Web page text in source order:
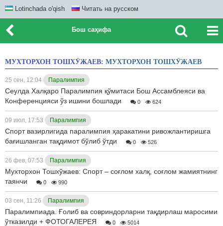
Lotinchada o'qish Читать на русском
Бош саҳифа
МУХТОРХОН ТОШХЎЖАЕВ: МУХТОРХОН ТОШХЎЖАЕВ
25 сен, 12:04 Паралимпия
Сеулда Халқаро Паралимпия қўмитаси Бош Ассамблеяси ва
Конференцияси ўз ишини бошлади
0 624
09 июл, 17:53 Паралимпия
Спорт вазирлигида паралимпия ҳаракатини ривожлантиришга
бағишланган тақдимот бўлиб ўтди
0 526
26 фев, 07:53 Паралимпия
Мухторхон Тошхўжаев: Спорт – соғлом халқ, соғлом жамиятнинг
таянчи
0 990
03 сен, 11:26 Паралимпия
Паралимпиада. Ғолиб ва совриндорларни тақдирлаш маросими
ўтказилди + ФОТОГАЛЕРЕЯ
0 5014